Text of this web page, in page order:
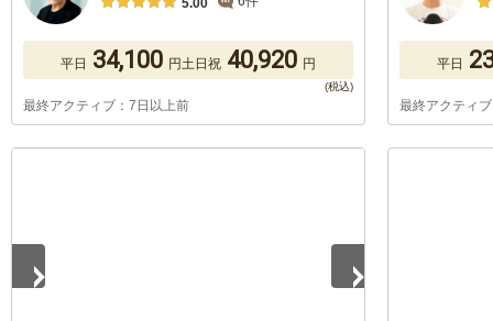
平日 34,100 円土日祝 40,920 円
最終アクティブ：7日以上前
平日
最終アクティ